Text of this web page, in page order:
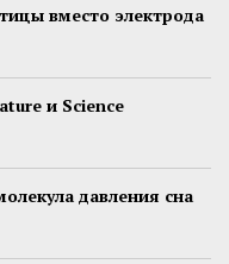
вместо электрода
и Science
давления сна